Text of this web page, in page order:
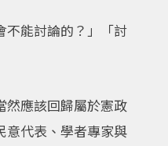
不能討論的？」「討
然應該回歸屬於憲政
意代表、學者專家與